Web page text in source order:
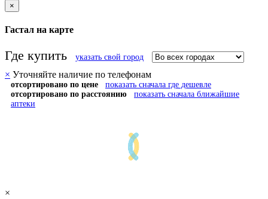
×
Гастал на карте
Где купить указать свой город
× Уточняйте наличие по телефонам
отсортировано по цене
показать сначала где дешевле
отсортировано по расстоянию
показать сначала ближайшие
аптеки
×